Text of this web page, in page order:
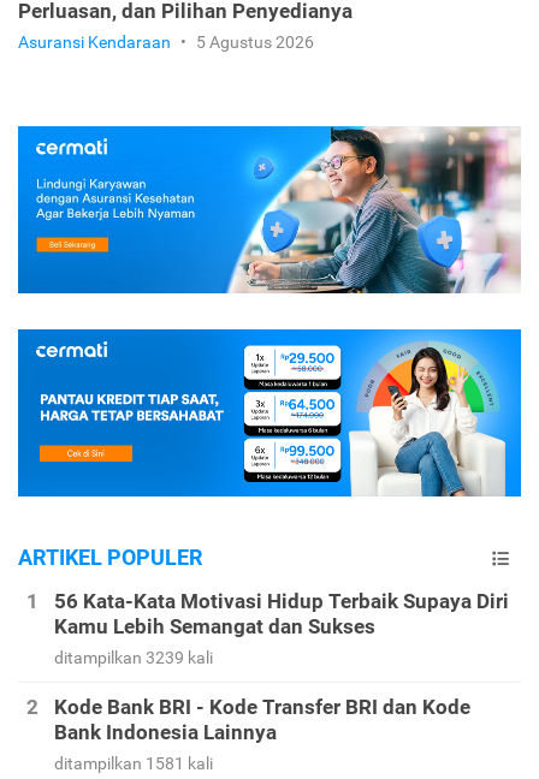
Perluasan, dan Pilihan Penyedianya
Asuransi Kendaraan • 5 Agustus 2026
ARTIKEL POPULER
56 Kata-Kata Motivasi Hidup Terbaik Supaya Diri
Kamu Lebih Semangat dan Sukses
ditampilkan 3239 kali
Kode Bank BRI - Kode Transfer BRI dan Kode
Bank Indonesia Lainnya
ditampilkan 1581 kali